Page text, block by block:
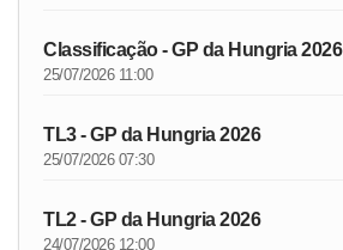
Classificação - GP da Hungria 2026
25/07/2026 11:00
TL3 - GP da Hungria 2026
25/07/2026 07:30
TL2 - GP da Hungria 2026
24/07/2026 12:00